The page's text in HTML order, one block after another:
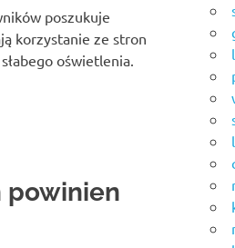
poszukuje
korzystanie ze stron
oświetlenia.
powinien